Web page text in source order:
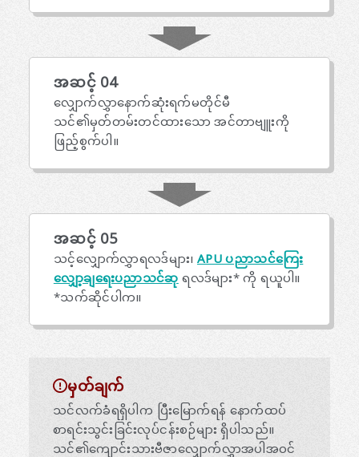
အဆင့် 04
လျှောက်လွှာနောက်ဆုံးရက်မတိုင်မီ
သင်၏မှတ်တမ်းတင်ထားသော အင်တာဗျူးကို
ဖြည့်စွက်ပါ။
အဆင့် 05
သင့်လျှောက်လွှာရလဒ်များ၊APU ပညာသင်ကြေး
လျှော့ချရေးပညာသင်ဆုရလဒ်များ* ကို ရယူပါ။
*သက်ဆိုင်ပါက။
မှတ်ချက်
သင်လက်ခံရရှိပါက ပြီးမြောက်ရန် နောက်ထပ်
စာရင်းသွင်းခြင်းလုပ်ငန်းစဉ်များ ရှိပါသည်။
သင်၏ကျောင်းသားဗီဇာလျှောက်လွှာအပါအဝင်